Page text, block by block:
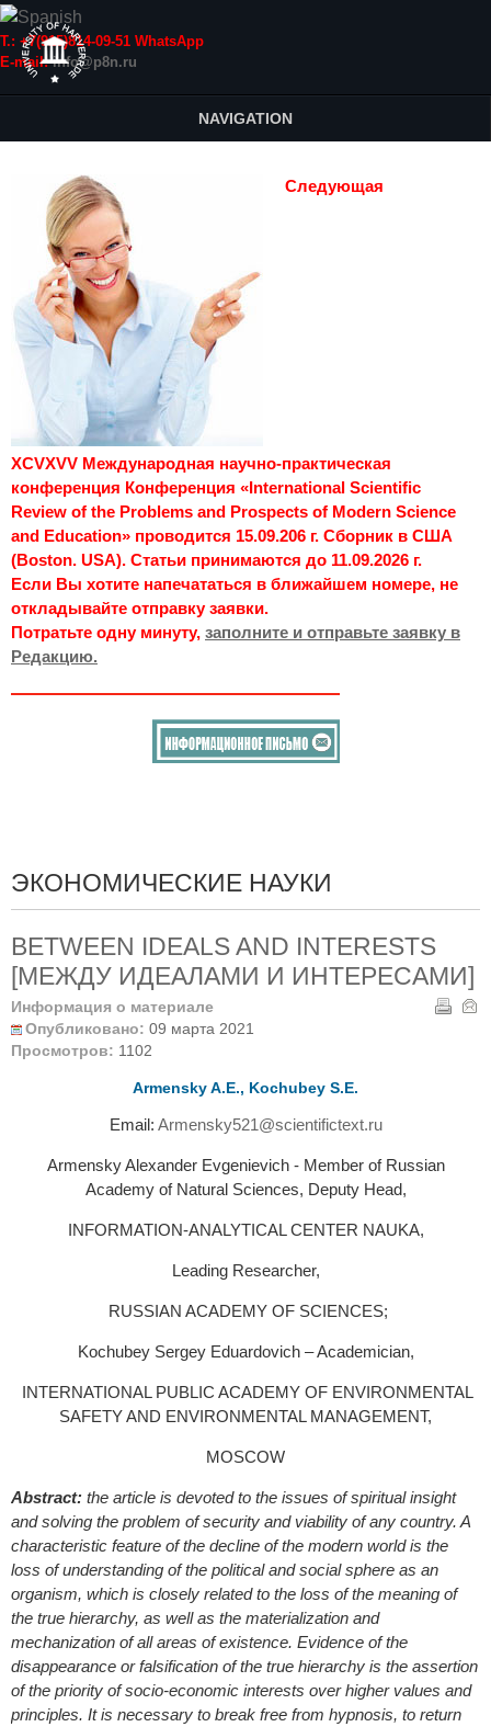
Т.: +7(915)814-09-51 WhatsApp
E-mail:info@p8n.ru
NAVIGATION
Следующая
XCVXVV Международная научно-практическая
конференция Конференция «International Scientific
Review of the Problems and Prospects of Modern Science
and Education» проводится 15.09.206 г. Сборник в США
(Boston. USA). Статьи принимаются до 11.09.2026 г.
Если Вы хотите напечататься в ближайшем номере, не
откладывайте отправку заявки.
Потратьте одну минуту, заполните и отправьте заявку в
Редакцию.
ЭКОНОМИЧЕСКИЕ НАУКИ
BETWEEN IDEALS AND INTERESTS
[МЕЖДУ ИДЕАЛАМИ И ИНТЕРЕСАМИ]
Информация о материале
Опубликовано: 09 марта 2021
Просмотров: 1102
Armensky A.Е., Kochubey S.Е.
Email: Armensky521@scientifictext.ru
Armensky Alexander Evgenievich - Мember of Russian
Academy of Natural Sciences, Deputy Head,
INFORMATION-ANALYTICAL CENTER NAUKA,
Leading Researcher,
RUSSIAN ACADEMY OF SCIENCES;
Kochubey Sergey Eduardovich – Academician,
INTERNATIONAL PUBLIC ACADEMY OF ENVIRONMENTAL
SAFETY AND ENVIRONMENTAL MANAGEMENT,
MOSCOW
Abstract: the article is devoted to the issues of spiritual insight
and solving the problem of security and viability of any country. A
characteristic feature of the decline of the modern world is the
loss of understanding of the political and social sphere as an
organism, which is closely related to the loss of the meaning of
the true hierarchy, as well as the materialization and
mechanization of all areas of existence. Evidence of the
disappearance or falsification of the true hierarchy is the assertion
of the priority of socio-economic interests over higher values and
principles. It is necessary to break free from hypnosis, to return